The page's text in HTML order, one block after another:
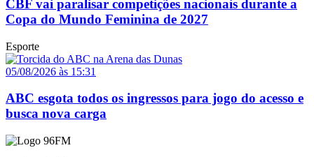
CBF vai paralisar competições nacionais durante a
Copa do Mundo Feminina de 2027
Esporte
05/08/2026 às 15:31
ABC esgota todos os ingressos para jogo do acesso e
busca nova carga